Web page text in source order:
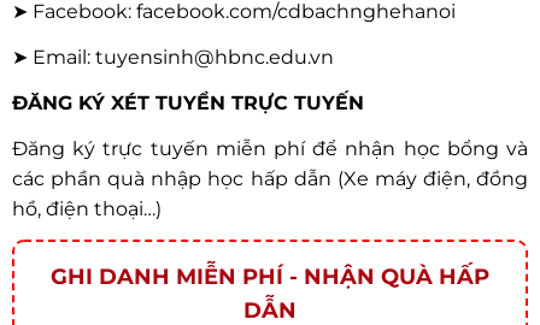
➤ Facebook: facebook.com/cdbachnghehanoi
➤ Email: tuyensinh@hbnc.edu.vn
ĐĂNG KÝ XÉT TUYỂN TRỰC TUYẾN
Đăng ký trực tuyến miễn phí để nhận học bổng và
các phần quà nhập học hấp dẫn (Xe máy điện, đồng
hồ, điện thoại…)
GHI DANH MIỄN PHÍ - NHẬN QUÀ HẤP
DẪN